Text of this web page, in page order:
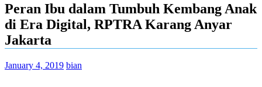
Peran Ibu dalam Tumbuh Kembang Anak
di Era Digital, RPTRA Karang Anyar
Jakarta
January 4, 2019 bian